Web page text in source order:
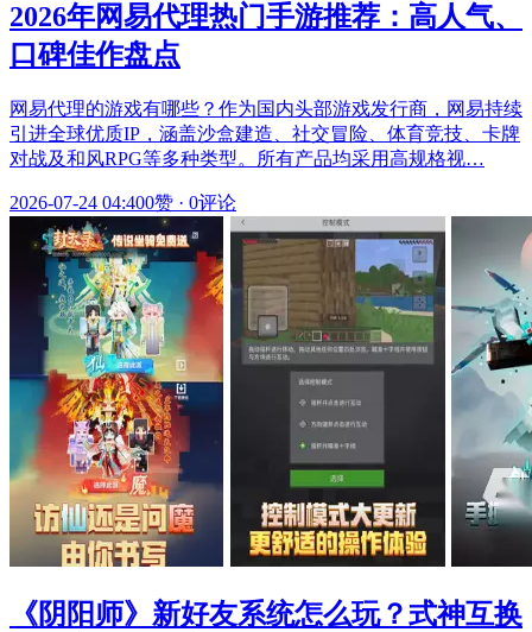
2026年网易代理热门手游推荐：高人气、
口碑佳作盘点
网易代理的游戏有哪些？作为国内头部游戏发行商，网易持续
引进全球优质IP，涵盖沙盒建造、社交冒险、体育竞技、卡牌
对战及和风RPG等多种类型。所有产品均采用高规格视…
2026-07-24 04:400赞 · 0评论
《阴阳师》新好友系统怎么玩？式神互换